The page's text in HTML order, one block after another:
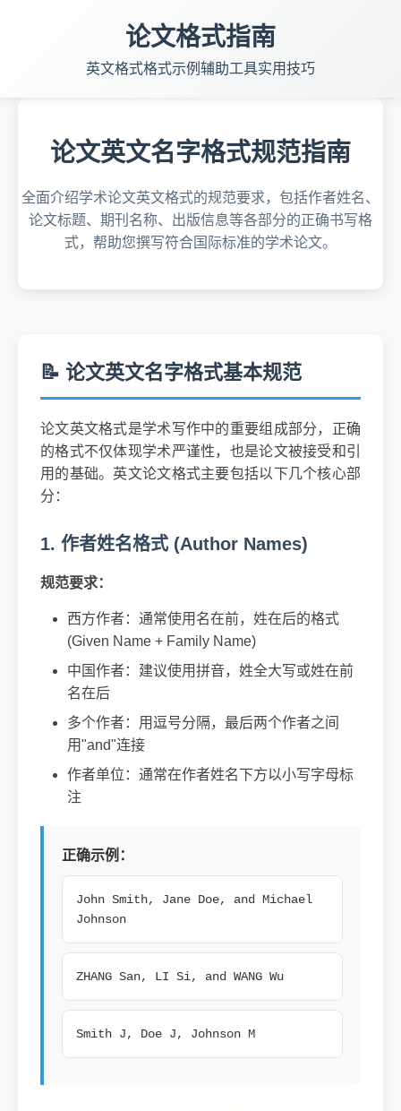
论文格式指南
英文格式格式示例 辅助工具实用技巧
论文英文名字格式规范指南
全面介绍学术论文英文格式的规范要求，包括作者姓名、
论文标题、期刊名称、出版信息等各部分的正确书写格
式，帮助您撰写符合国际标准的学术论文。
📝 论文英文名字格式基本规范
论文英文格式是学术写作中的重要组成部分，正确
的格式不仅体现学术严谨性，也是论文被接受和引
用的基础。英文论文格式主要包括以下几个核心部
分：
1. 作者姓名格式 (Author Names)
规范要求：
西方作者：通常使用名在前，姓在后的格式
(Given Name + Family Name)
中国作者：建议使用拼音，姓全大写或姓在前
名在后
多个作者：用逗号分隔，最后两个作者之间
用"and"连接
作者单位：通常在作者姓名下方以小写字母标
注
正确示例：
John Smith, Jane Doe, and Michael
Johnson
ZHANG San, LI Si, and WANG Wu
Smith J, Doe J, Johnson M